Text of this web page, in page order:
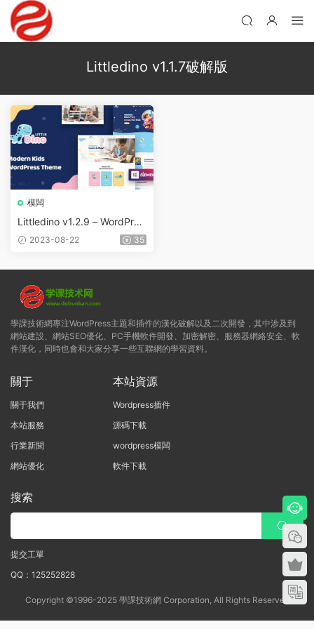
Littledino v1.1.7破解版
模闆
Littledino v1.2.9 – WordPres
s兒童主題
2023-08-22 35
學課技術網專注WordPress主題和插件的漢化破解以及二次開發，其中涉及到
網站建設、網站SEO優化、PC手機軟件開發、加密解密、服務器網絡安全、軟
件漢化，同時也會和大家分享一些互聯網的學習資料。
關于
關于我們
本站服務
行業新聞
網站優化
本站資源
Wordpress插件
源碼下載
wordpress模闆
軟件下載
搜索
提交工單
QQ：125252828
Copyright ©1996-2025 學課技術網 Corporation, All Rights Reserved